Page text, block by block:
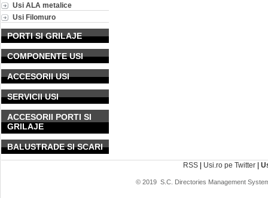
Usi ALA metalice
Usi Filomuro
PORTI SI GRILAJE
COMPONENTE USI
ACCESORII USI
SERVICII USI
ACCESORII PORTI SI
GRILAJE
BALUSTRADE SI SCARI
RSS | Usi.ro pe Twitter |
© 2019 S.C. Directories Management